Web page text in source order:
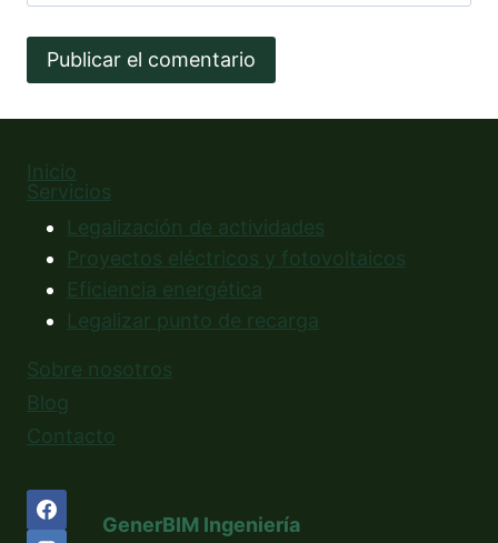
Alternative:
Inicio
Servicios
Legalización de actividades
Proyectos eléctricos y fotovoltaicos
Eficiencia energética
Legalizar punto de recarga
Sobre nosotros
Blog
Contacto
GenerBIM Ingeniería